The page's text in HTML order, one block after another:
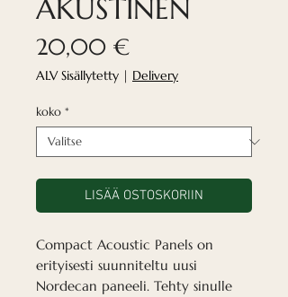
AKUSTINEN
20,00 €Hinta
ALV Sisällytetty | Delivery
koko *
LISÄÄ OSTOSKORIIN
Compact Acoustic Panels on
erityisesti suunniteltu uusi
Nordecan paneeli. Tehty sinulle